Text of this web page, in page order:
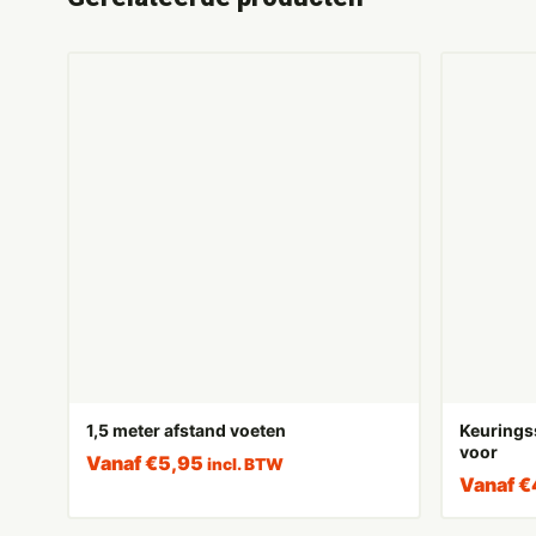
1,5 meter afstand voeten
Vanaf€5,95 incl. BTW
voor
Vanaf€